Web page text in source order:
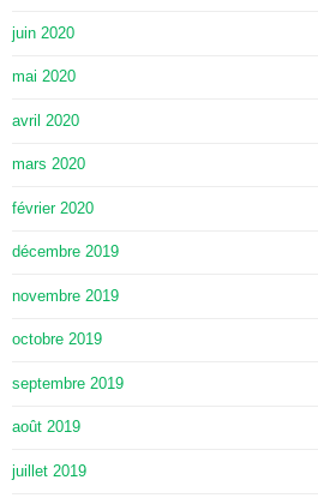
juin 2020
mai 2020
avril 2020
mars 2020
février 2020
décembre 2019
novembre 2019
octobre 2019
septembre 2019
août 2019
juillet 2019